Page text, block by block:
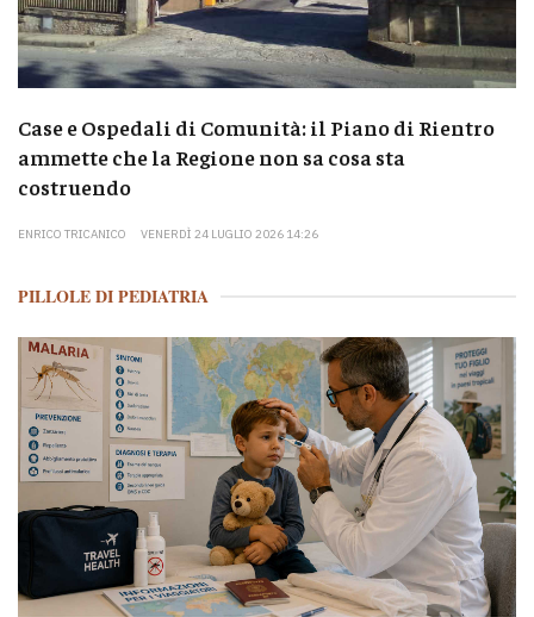
Case e Ospedali di Comunità: il Piano di Rientro
ammette che la Regione non sa cosa sta
costruendo
ENRICO TRICANICO VENERDÌ 24 LUGLIO 2026 14:26
PILLOLE DI PEDIATRIA